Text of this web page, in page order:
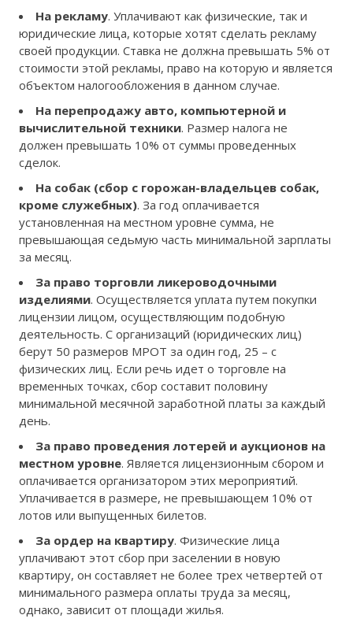
На рекламу. Уплачивают как физические, так и
юридические лица, которые хотят сделать рекламу
своей продукции. Ставка не должна превышать 5% от
стоимости этой рекламы, право на которую и является
объектом налогообложения в данном случае.
На перепродажу авто, компьютерной и
вычислительной техники. Размер налога не
должен превышать 10% от суммы проведенных
сделок.
На собак (сбор с горожан-владельцев собак,
кроме служебных). За год оплачивается
установленная на местном уровне сумма, не
превышающая седьмую часть минимальной зарплаты
за месяц.
За право торговли ликероводочными
изделиями. Осуществляется уплата путем покупки
лицензии лицом, осуществляющим подобную
деятельность. С организаций (юридических лиц)
берут 50 размеров МРОТ за один год, 25 – с
физических лиц. Если речь идет о торговле на
временных точках, сбор составит половину
минимальной месячной заработной платы за каждый
день.
За право проведения лотерей и аукционов на
местном уровне. Является лицензионным сбором и
оплачивается организатором этих мероприятий.
Уплачивается в размере, не превышающем 10% от
лотов или выпущенных билетов.
За ордер на квартиру. Физические лица
уплачивают этот сбор при заселении в новую
квартиру, он составляет не более трех четвертей от
минимального размера оплаты труда за месяц,
однако, зависит от площади жилья.